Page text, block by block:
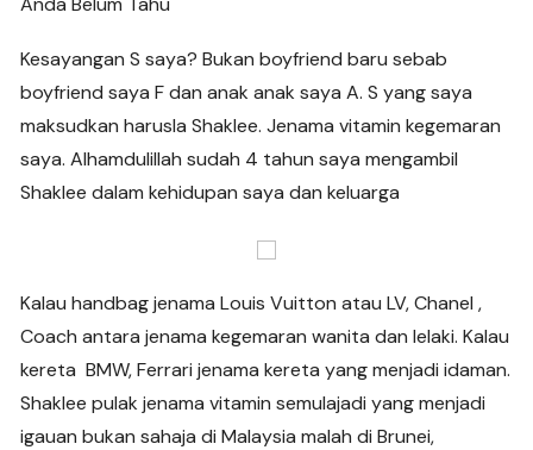
Kesayangan S saya? Bukan boyfriend baru sebab
boyfriend saya F dan anak anak saya A. S yang saya
maksudkan harusla Shaklee. Jenama vitamin kegemaran
saya. Alhamdulillah sudah 4 tahun saya mengambil
Shaklee dalam kehidupan saya dan keluarga
Kalau handbag jenama Louis Vuitton atau LV, Chanel ,
Coach antara jenama kegemaran wanita dan lelaki. Kalau
kereta BMW, Ferrari jenama kereta yang menjadi idaman.
Shaklee pulak jenama vitamin semulajadi yang menjadi
igauan bukan sahaja di Malaysia malah di Brunei,